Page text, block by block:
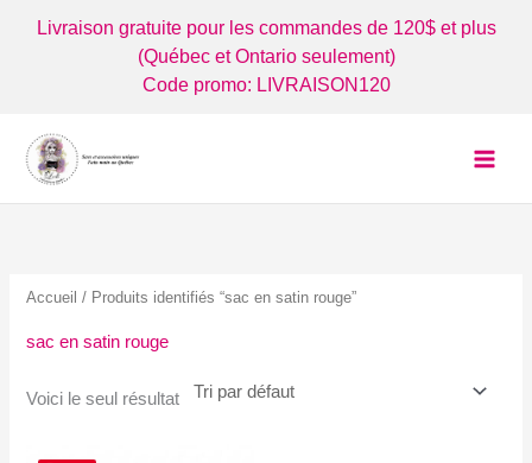
Livraison gratuite pour les commandes de 120$ et plus
(Québec et Ontario seulement)
Code promo: LIVRAISON120
Accueil / Produits identifiés “sac en satin rouge”
sac en satin rouge
Voici le seul résultat